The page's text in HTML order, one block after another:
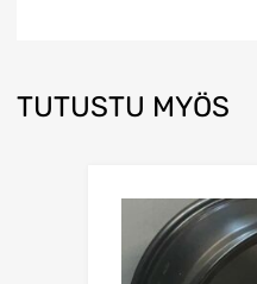
TUTUSTU MYÖS